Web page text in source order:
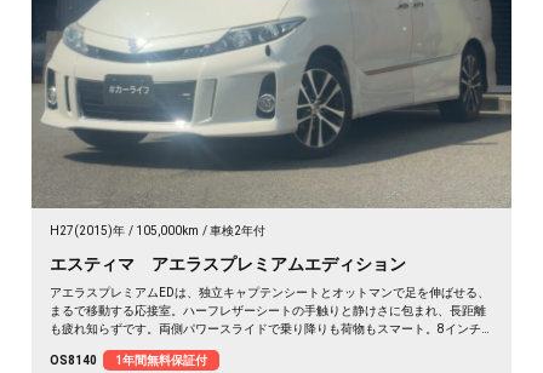
H27(2015)年 105,000km 車検2年付
エスティマ アエラスプレミアムエディション
アエラスプレミアムEDは、独立キャプテンシートとオットマンで足を伸ばせる、
まるで移動する応接室。ハーフレザーシートの手触りと静けさに包まれ、長距離
も疲れ知らずです。両側パワースライドで乗り降りも荷物もスマート。8インチ
パールの艶やかなボディが週末を格上げしてくれます。心地よさで選ぶなら《1
OS8140 1年間無料保証付